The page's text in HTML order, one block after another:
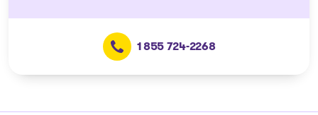
1 855 724-2268